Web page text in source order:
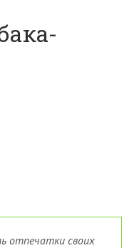
отпечатки своих